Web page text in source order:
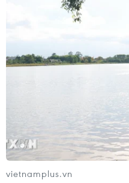
Báo động xu hướng gia
04/08/2026 14:10
vietnamplus.vn